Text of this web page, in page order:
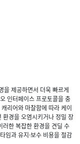
을 제공하면서 더욱 빠르게
인터페이스 프로토콜을 충
리어와 마찰함에 따라 케이
경을 오염시키거나 정밀 장
러한 복잡한 환경을 견딜 수
임과 유지·보수 비용을 절감